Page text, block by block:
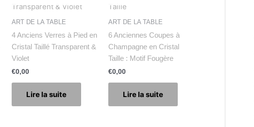
ART DE LA TABLE
4 Anciens Verres à Pied en
Cristal Taillé Transparent &
Violet
€0,00
Lire la suite
ART DE LA TABLE
6 Anciennes Coupes à
Champagne en Cristal
Taille : Motif Fougère
€0,00
Lire la suite